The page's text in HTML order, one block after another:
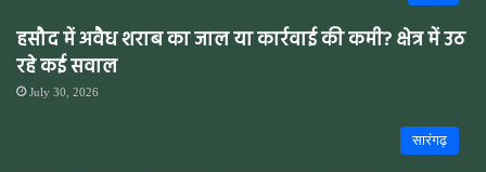
हसौद में अवैध शराब का जाल या कार्रवाई की कमी? क्षेत्र में उठ
रहे कई सवाल
July 30, 2026
सारंगढ़